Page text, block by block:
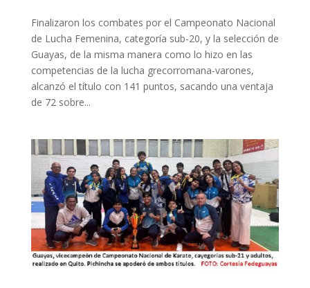
Finalizaron los combates por el Campeonato Nacional
de Lucha Femenina, categoría sub-20, y la selección de
Guayas, de la misma manera como lo hizo en las
competencias de la lucha grecorromana-varones,
alcanzó el título con 141 puntos, sacando una ventaja
de 72 sobre...